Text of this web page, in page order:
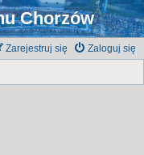
Chorzów
Zaloguj się
Zarejestruj się